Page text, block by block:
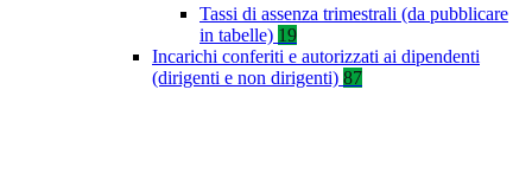
Tassi di assenza trimestrali (da pubblicare
in tabelle) 19
Incarichi conferiti e autorizzati ai dipendenti
(dirigenti e non dirigenti) 87